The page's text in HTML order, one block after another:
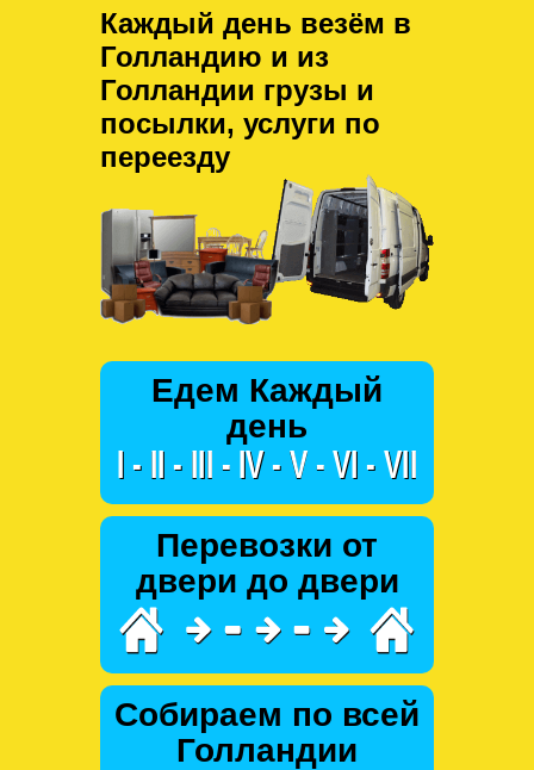
Каждый день везём в
Голландию и из
Голландии грузы и
посылки, услуги по
переезду
Едем Каждый
день
Перевозки от
двери до двери
Собираем по всей
Голландии